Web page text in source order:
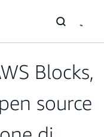
Blocks,
source